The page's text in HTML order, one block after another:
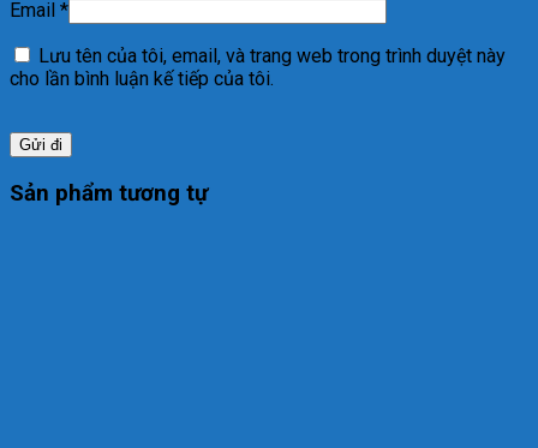
Email *
Lưu tên của tôi, email, và trang web trong trình duyệt này
cho lần bình luận kế tiếp của tôi.
Sản phẩm tương tự